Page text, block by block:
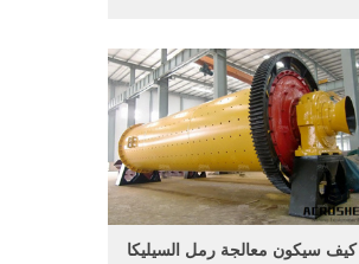
الحزام الناقل لنقل المواد مقطوع أو
المنتجات المصنعة في التعدين،
البناء، الصناعات المعدنية ...
كيف سيكون معالجة رمل السيليكا